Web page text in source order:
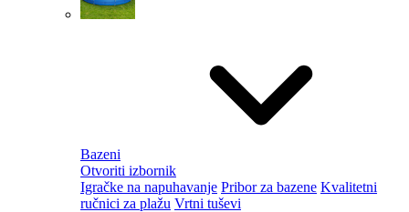
Bazeni
Otvoriti izbornik
Igračke na napuhavanje Pribor za bazene Kvalitetni
ručnici za plažu Vrtni tuševi